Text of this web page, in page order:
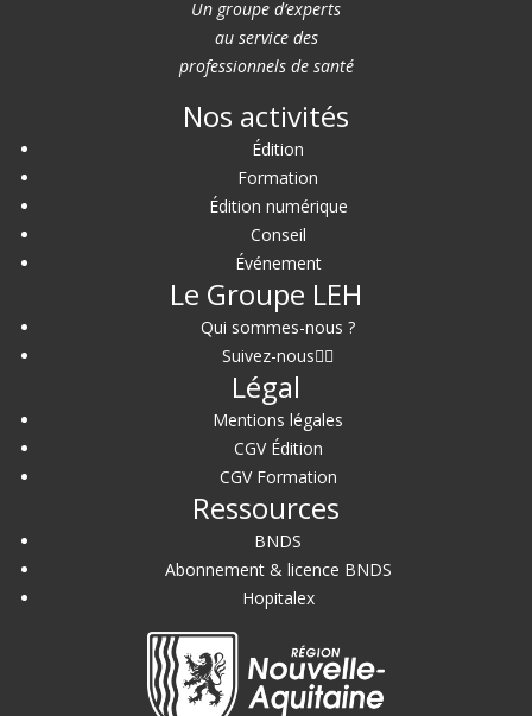
Un groupe d’experts
au service des
professionnels de santé
Nos activités
Édition
Formation
Édition numérique
Conseil
Événement
Le Groupe LEH
Qui sommes-nous ?
Suivez-nous
Légal
Mentions légales
CGV Édition
CGV Formation
Ressources
BNDS
Abonnement & licence BNDS
Hopitalex